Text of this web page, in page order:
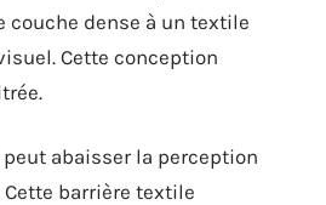
couche dense à un textile
Cette conception
abaisser la perception
barrière textile